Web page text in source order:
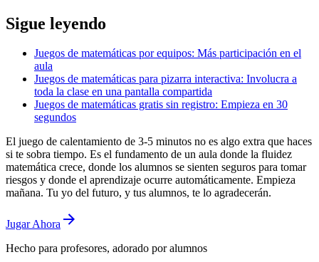
Sigue leyendo
Juegos de matemáticas por equipos: Más participación en el
aula
Juegos de matemáticas para pizarra interactiva: Involucra a
toda la clase en una pantalla compartida
Juegos de matemáticas gratis sin registro: Empieza en 30
segundos
El juego de calentamiento de 3-5 minutos no es algo extra que haces
si te sobra tiempo. Es el fundamento de un aula donde la fluidez
matemática crece, donde los alumnos se sienten seguros para tomar
riesgos y donde el aprendizaje ocurre automáticamente. Empieza
mañana. Tu yo del futuro, y tus alumnos, te lo agradecerán.
Jugar Ahora
Hecho para profesores, adorado por alumnos